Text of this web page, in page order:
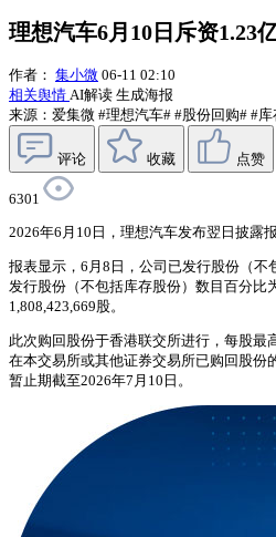
理想汽车6月10日斥资1.23
作者： 集小微 06-11 02:10
相关舆情 AI解读 生成海报
来源：爱集微 #理想汽车# #股份回购# #库
评论 收藏 点赞
6301
2026年6月10日，理想汽车发布翌日披露
报表显示，6月8日，公司已发行股份（不
发行股份（不包括库存股份）数目百分比
1,808,423,669股。
此次购回股份于香港联交所进行，每股最
在本交易所或其他证券交易所已购回股份
暂止期截至2026年7月10日。